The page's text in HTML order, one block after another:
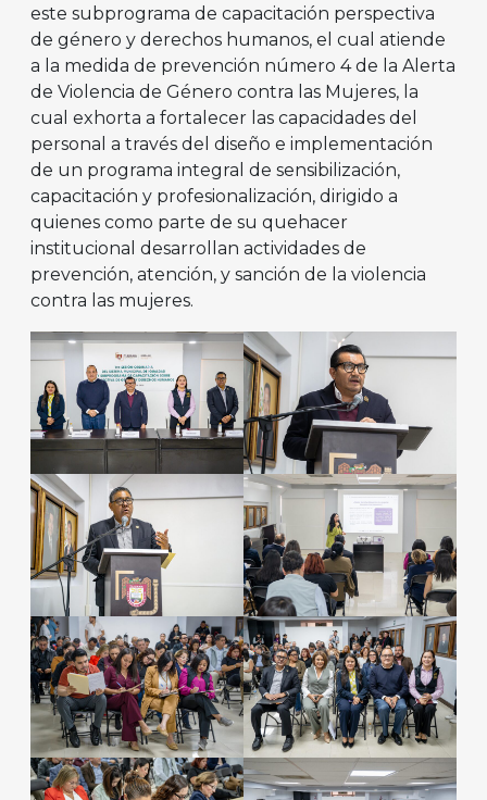
este subprograma de capacitación perspectiva
de género y derechos humanos, el cual atiende
a la medida de prevención número 4 de la Alerta
de Violencia de Género contra las Mujeres, la
cual exhorta a fortalecer las capacidades del
personal a través del diseño e implementación
de un programa integral de sensibilización,
capacitación y profesionalización, dirigido a
quienes como parte de su quehacer
institucional desarrollan actividades de
prevención, atención, y sanción de la violencia
contra las mujeres.